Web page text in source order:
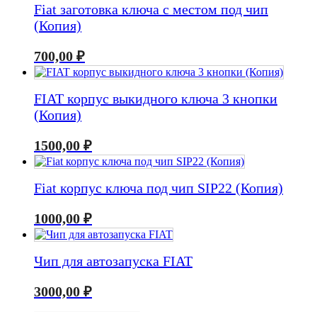
Fiat заготовка ключа с местом под чип
(Копия)
700,00 ₽
FIAT корпус выкидного ключа 3 кнопки
(Копия)
1500,00 ₽
Fiat корпус ключа под чип SIP22 (Копия)
1000,00 ₽
Чип для автозапуска FIAT
3000,00 ₽